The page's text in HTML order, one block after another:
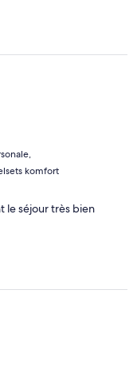
komfort
le séjour très bien